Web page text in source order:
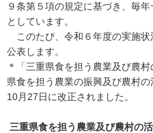
９条第５項の規定に基づき、毎
としています。
このたび、令和６年度の実施状
公表します。
＊「三重県食を担う農業及び農
県食を担う農業の振興及び農村
10月27日に改正されました。
三重県食を担う農業及び農村の